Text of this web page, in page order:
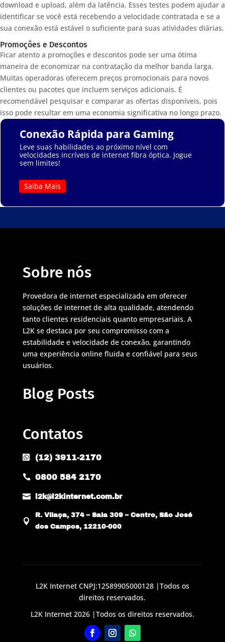
download e upload, além da latência. Esses testes podem ajudar a
identificar se você está recebendo a velocidade contratada e se a
sua conexão está estável o suficiente para suas atividades diárias.
Promoções e Descontos
Ficar atento a promoções e descontos pode ser uma ótima
maneira de economizar na contratação da melhor banda larga.
Muitas operadoras oferecem preços promocionais para novos
clientes ou pacotes que incluem serviços adicionais. É
recomendável pesquisar e comparar as ofertas disponíveis, pois
isso pode resultar em uma economia significativa no longo prazo.
Conexão Rápida para Gaming
Leve suas habilidades ao próximo nível com
velocidades incríveis de internet fibra óptica. Jogue
sem limites!
Saiba Mais
Sobre nós
Provedora de internet especializada em oferecer
soluções de internet de alta qualidade, atendendo
tanto clientes residenciais quanto empresariais. A
L2K se destaca por seu compromisso com a
estabilidade e velocidade de conexão, garantindo
uma experiência online fluida e confiável para seus
usuários.
Blog Posts
Contatos
 (12) 3911-2170
 0800 584 2170
 l2k@l2kinternet.com.br

R. Vilaça, 374 – Sala 309 – Centro, São José
dos Campos, 12210-000
L2K Internet CNPJ:12589905000128 |Todos os
direitos reservados.
L2K Internet 2026 |Todos os direitos reservados.